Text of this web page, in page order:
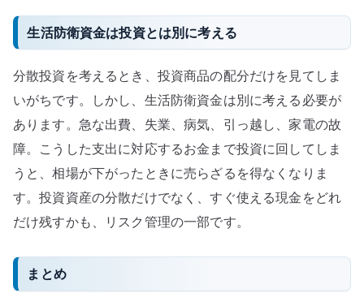
生活防衛資金は投資とは別に考える
分散投資を考えるとき、投資商品の配分だけを見てしま
いがちです。しかし、生活防衛資金は別に考える必要が
あります。急な出費、失業、病気、引っ越し、家電の故
障。こうした支出に対応するお金まで投資に回してしま
うと、相場が下がったときに売らざるを得なくなりま
す。投資資産の分散だけでなく、すぐ使える現金をどれ
だけ残すかも、リスク管理の一部です。
まとめ